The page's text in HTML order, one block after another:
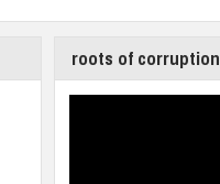
roots of corruption